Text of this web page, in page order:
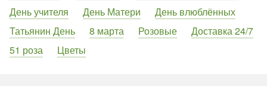
День учителя
День Матери
День влюблённых
Татьянин День
8 марта Розовые
Доставка 24/7
51 роза
Цветы